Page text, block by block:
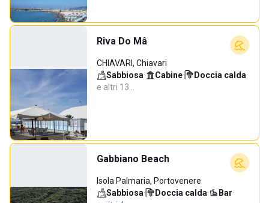
Rîva Do Mâ
CHIAVARI, Chiavari
Sabbiosa· Cabine· Doccia calda·
e altri 13…
Gabbiano Beach
Isola Palmaria, Portovenere
Sabbiosa· Doccia calda· Bar·